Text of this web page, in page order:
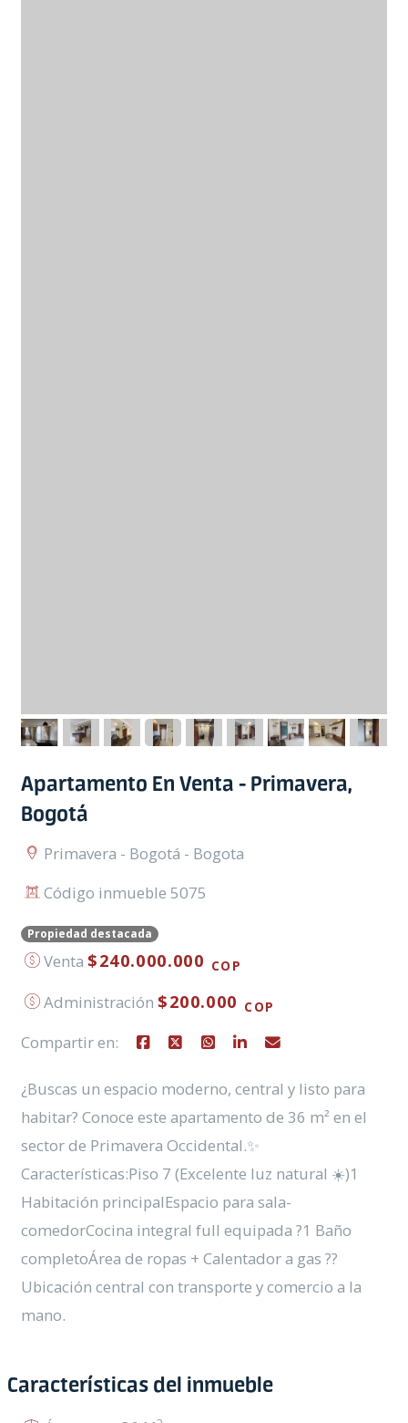
Apartamento En Venta - Primavera,
Bogotá
Primavera - Bogotá - Bogota
Código inmueble 5075
Propiedad destacada
Venta$240.000.000 COP
Administración$200.000 COP
Compartir en:
¿Buscas un espacio moderno, central y listo para
habitar? Conoce este apartamento de 36 m² en el
sector de Primavera Occidental.✨
Características:Piso 7 (Excelente luz natural ☀️)1
Habitación principalEspacio para sala-
comedorCocina integral full equipada ?1 Baño
completoÁrea de ropas + Calentador a gas ??
Ubicación central con transporte y comercio a la
mano.
Características del inmueble